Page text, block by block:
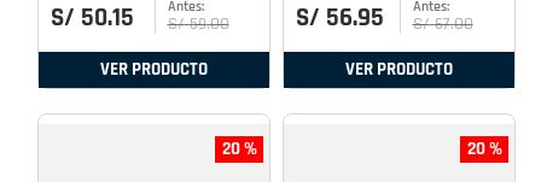
S/ 50.15 S/ 59.00
VER PRODUCTO
S/ 56.95 S/ 67.00
VER PRODUCTO
20 % 20 %